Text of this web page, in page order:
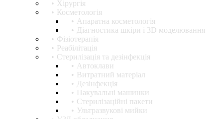
Хірургія
Косметологія
Апаратна косметологія
Діагностика шкіри і 3D моделювання
Фізіотерапія
Реабілітація
Стерилізація та дезінфекція
Автоклави
Витратний матеріал
Дезінфекція
Пакувальні машинки
Стерилізаційні пакети
Ультразвукові мийки